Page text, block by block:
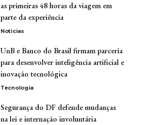
as primeiras 48 horas da viagem em
parte da experiência
Noticias
UnB e Banco do Brasil firmam parceria
para desenvolver inteligência artificial e
inovação tecnológica
Tecnologia
Segurança do DF defende mudanças
na lei e internação involuntária